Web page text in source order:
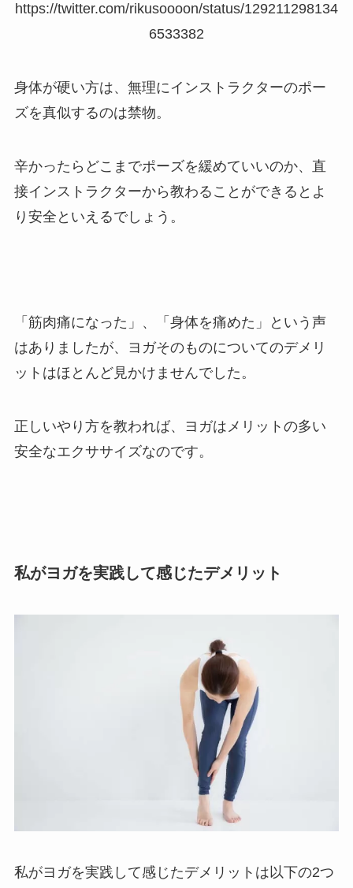
https://twitter.com/rikusoooon/status/129211298134
6533382
身体が硬い方は、無理にインストラクターのポー
ズを真似するのは禁物。
辛かったらどこまでポーズを緩めていいのか、直
接インストラクターから教わることができるとよ
り安全といえるでしょう。
「筋肉痛になった」、「身体を痛めた」という声
はありましたが、ヨガそのものについてのデメリ
ットはほとんど見かけませんでした。
正しいやり方を教われば、ヨガはメリットの多い
安全なエクササイズなのです。
私がヨガを実践して感じたデメリット
私がヨガを実践して感じたデメリットは以下の2つ